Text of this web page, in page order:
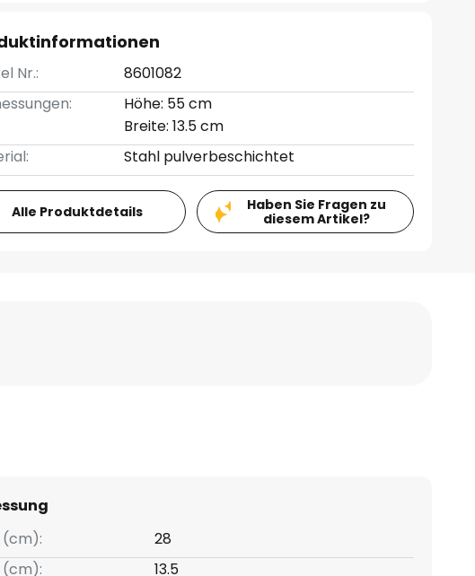
Nr.:
8601082
Höhe: 55 cm
Breite: 13.5 cm
Stahl pulverbeschichtet
Alle Produktdetails
Haben Sie Fragen zu
diesem Artikel?
(cm):
28
(cm):
13.5